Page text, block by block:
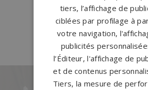
Pompes funèbres
Thégonnec →
tiers, l’affichage de
ciblées par profilage à
votre navigation,
publicités
l’Éditeur, l'affichage de
et de contenus
Tiers, la mesure de